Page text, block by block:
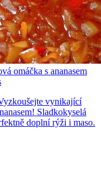
omáčka s ananasem
vynikající
Sladkokyselá
doplní rýži i maso.